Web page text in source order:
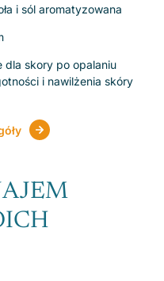
i sól aromatyzowana
dla skory po opalaniu
i nawilżenia skóry